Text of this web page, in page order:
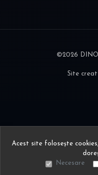
©2026
Site creat
Acest site folosește cookies,
Necesare